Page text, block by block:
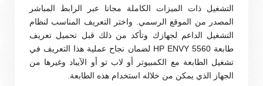
التشغيل ذات الميزات الكاملة مجانا عبر الرابط المباشر
المصدر من الموقع الرسمي. واختر التعريف المناسب لنظام
التشغيل الداعم لجهازك وتأكد من ذلك قبل تحميل تعريف
طابعة HP ENVY 5560 لضمان نجاح عملية هذا التعريف في
تشغيل الطابعة مع الكمبيوتر أو لاب تو أو الآيباد وغيرها من
الجهاز الذي يمكن من خلاله استخدام هذه الطابعة.